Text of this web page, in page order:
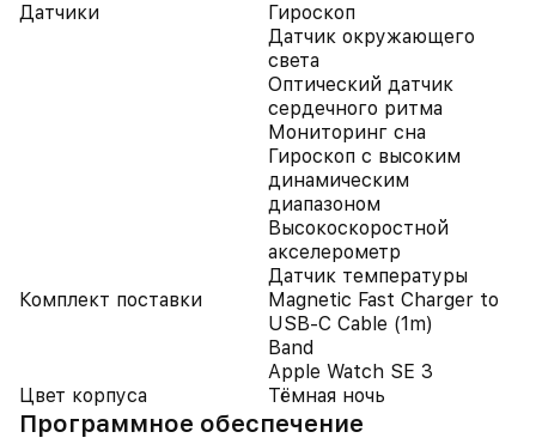
Датчики
Гироскоп
Датчик окружающего
света
Оптический датчик
сердечного ритма
Мониторинг сна
Гироскоп с высоким
динамическим
диапазоном
Высокоскоростной
акселерометр
Датчик температуры
Комплект поставки
Magnetic Fast Charger to
USB‑C Cable (1m)
Band
Apple Watch SE 3
Цвет корпуса
Тёмная ночь
Программное обеспечение